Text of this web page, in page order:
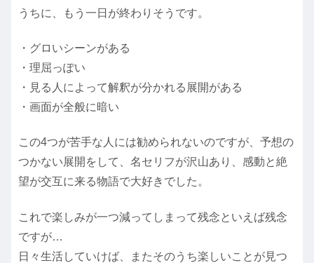
うちに、もう一日が終わりそうです。
・グロいシーンがある
・理屈っぽい
・見る人によって解釈が分かれる展開がある
・画面が全般に暗い
この4つが苦手な人には勧められないのですが、予想の
つかない展開をして、名セリフが沢山あり、感動と絶
望が交互に来る物語で大好きでした。
これで楽しみが一つ減ってしまって残念といえば残念
ですが…
日々生活していけば、またそのうち楽しいことが見つ